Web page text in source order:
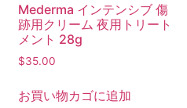
Mederma インテンシブ 傷
跡用クリーム 夜用トリート
メント 28g
$35.00
お買い物カゴに追加